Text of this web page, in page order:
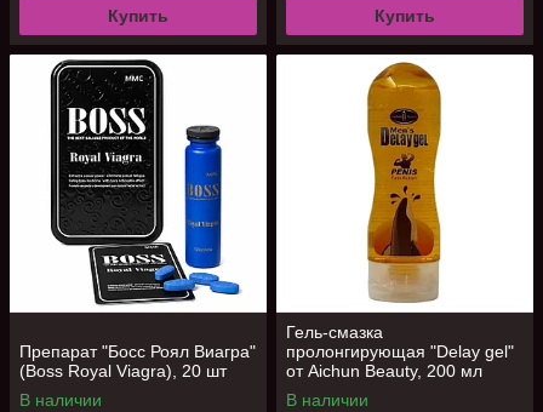
Купить Купить
Препарат "Босс Роял Виагра"
(Boss Royal Viagra), 20 шт
В наличии
Гель-смазка
пролонгирующая "Delay gel"
от Aichun Beauty, 200 мл
В наличии